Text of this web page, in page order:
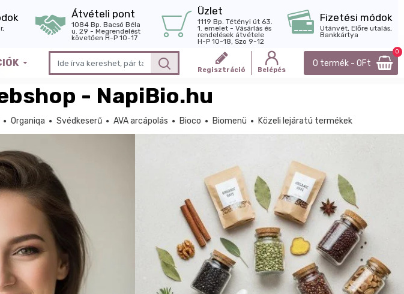
Átvételi pont
1084 Bp. Bacsó Béla
u. 29 - Megrendelést
követően H-P 10-17
Üzlet
1119 Bp. Tétényi út 63.
1. emelet - Vásárlás és
rendelések átvétele
H-P 10-18, Szo 9-12
Fizetési módok
Utánvét, Előre utalás,
Bankkártya
Regisztráció Belépés
0 termék - 0Ft
0
- NapiBio.hu
Organiqa Svédkeserű AVA arcápolás Bioco Biomenü Közeli lejáratú termékek